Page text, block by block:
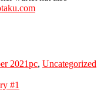
2021pc, Uncategorized
#1